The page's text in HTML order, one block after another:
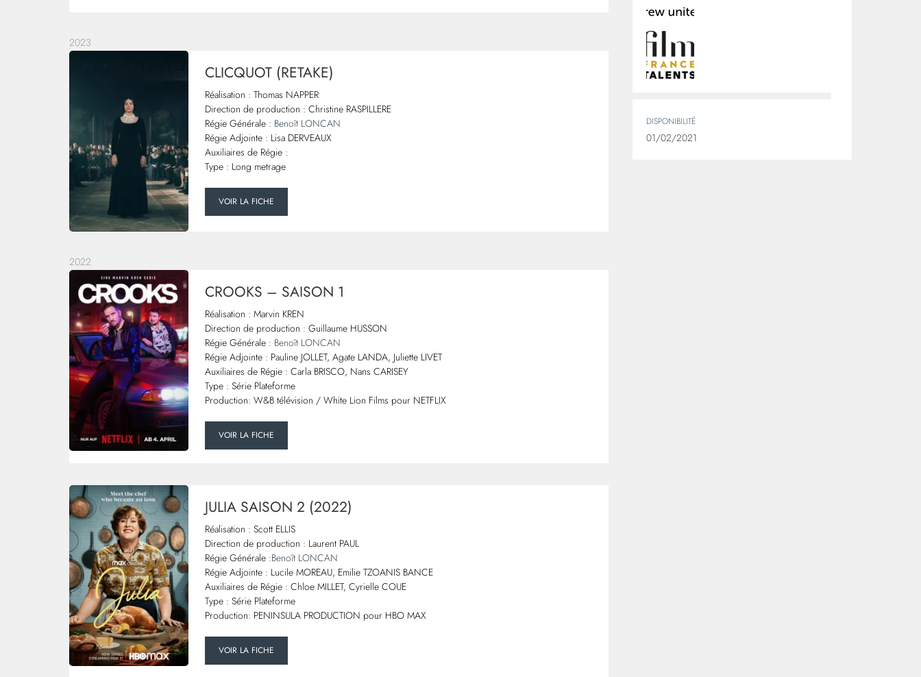
2023
CLICQUOT (RETAKE)
Réalisation : Thomas NAPPER
Direction de production : Christine RASPILLERE
Régie Générale : Benoît LONCAN
Régie Adjointe : Lisa DERVEAUX
Auxiliaires de Régie :
Type : Long metrage
VOIR LA FICHE
2022
CROOKS – SAISON 1
Réalisation : Marvin KREN
Direction de production : Guillaume HUSSON
Régie Générale : Benoît LONCAN
Régie Adjointe : Pauline JOLLET, Agate LANDA, Juliette LIVET
Auxiliaires de Régie : Carla BRISCO, Nans CARISEY
Type : Série Plateforme
Production: W&B télévision / White Lion Films pour NETFLIX
VOIR LA FICHE
JULIA SAISON 2 (2022)
Réalisation : Scott ELLIS
Direction de production : Laurent PAUL
Régie Générale :Benoît LONCAN
Régie Adjointe : Lucile MOREAU, Emilie TZOANIS BANCE
Auxiliaires de Régie : Chloe MILLET, Cyrielle COUE
Type : Série Plateforme
Production: PENINSULA PRODUCTION pour HBO MAX
VOIR LA FICHE
DISPONIBILITÉ
01/02/2021